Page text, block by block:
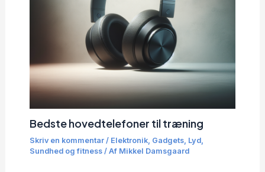
Bedste hovedtelefoner til træning
Skriv en kommentar / Elektronik, Gadgets, Lyd,
Sundhed og fitness/ Af Mikkel Damsgaard